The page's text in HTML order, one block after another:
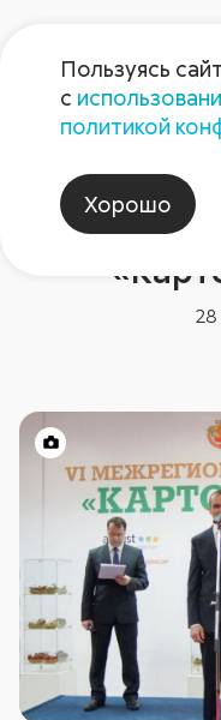
28
Пользуясь
с
политикой
Хорошо